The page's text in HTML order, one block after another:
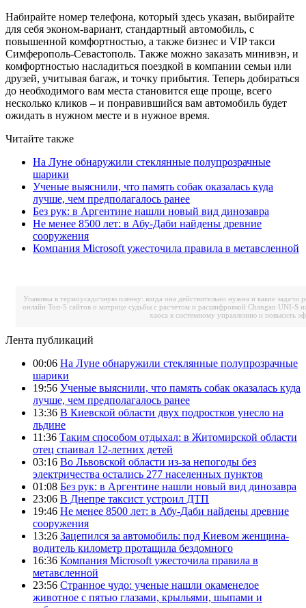
Набирайте номер телефона, который здесь указан, выбирайте
для себя эконом-вариант, стандартный автомобиль, с
повышенной комфортностью, а также бизнес и VIP такси
Симферополь-Севастополь. Также можно заказать минивэн, и
комфортностью насладиться поездкой в компании семьи или
друзей, учитывая багаж, и точку прибытия. Теперь добираться
до необходимого вам места становится еще проще, всего
несколько кликов – и понравившийся вам автомобиль будет
ожидать в нужном месте и в нужное время.
Читайте также
На Луне обнаружили стеклянные полупрозрачные
шарики
Ученые выяснили, что память собак оказалась куда
лучше, чем предполагалось ранее
Без рук: в Аргентине нашли новый вид динозавра
Не менее 8500 лет: в Абу-Даби найдены древние
сооружения
Компания Microsoft ужесточила правила в метавсленной
Упаковка в термоусадочную пленку: когда она действительно нужна и какие задачи
онлайн Топ-5 сайтов о матрице судьбы с расчетом и расшифровкой Changan UNI-S
хаоса к системному управлению и повысить
Лента публикаций
00:06 На Луне обнаружили стеклянные полупрозрачные
шарики
19:56 Ученые выяснили, что память собак оказалась куда
лучше, чем предполагалось ранее
13:36 В Киевской области двух подростков унесло на
льдине
11:36 Таким способом отдыхал: в Житомирской области
отец спаивал 12-летних детей
03:16 Во Львовской области из-за непогоды без
электричества остались 277 населенных пунктов
01:08 Без рук: в Аргентине нашли новый вид динозавра
23:06 В Днепре таксист устроил ДТП
19:46 Не менее 8500 лет: в Абу-Даби найдены древние
сооружения
13:26 Зацепился за автомобиль: под Киевом женщина-
водитель километр протащила бездомного
16:36 Компания Microsoft ужесточила правила в
метавсленной
23:56 Странное чудо: ученые нашли окаменелое
животное с пятью глазами, крыльями, шыпами и